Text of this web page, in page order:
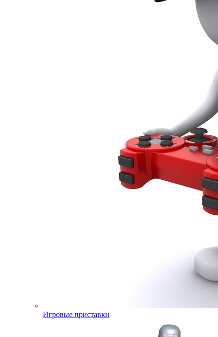
Игровые приставки